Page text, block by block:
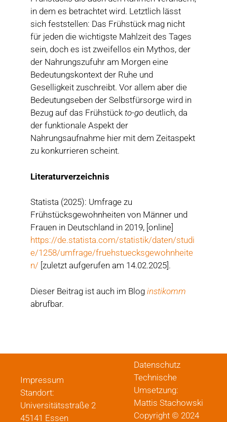
in dem es betrachtet wird. Letztlich lässt
sich feststellen: Das Frühstück mag nicht
für jeden die wichtigste Mahlzeit des Tages
sein, doch es ist zweifellos ein Mythos, der
der Nahrungszufuhr am Morgen eine
Bedeutungskontext der Ruhe und
Geselligkeit zuschreibt. Vor allem aber die
Bedeutungseben der Selbstfürsorge wird in
Bezug auf das Frühstück to-go deutlich, da
der funktionale Aspekt der
Nahrungsaufnahme hier mit dem Zeitaspekt
zu konkurrieren scheint.
Literaturverzeichnis
Statista (2025): Umfrage zu
Frühstücksgewohnheiten von Männer und
Frauen in Deutschland in 2019, [online]
https://de.statista.com/statistik/daten/studi
e/1258/umfrage/fruehstuecksgewohnheite
n/ [zuletzt aufgerufen am 14.02.2025].
Dieser Beitrag ist auch im Blog instikomm
abrufbar.
Impressum
Standort:
Universitätsstraße 2
45141 Essen
Datenschutz
Technische
Umsetzung:
Mattis Stachowski
Copyright © 2024